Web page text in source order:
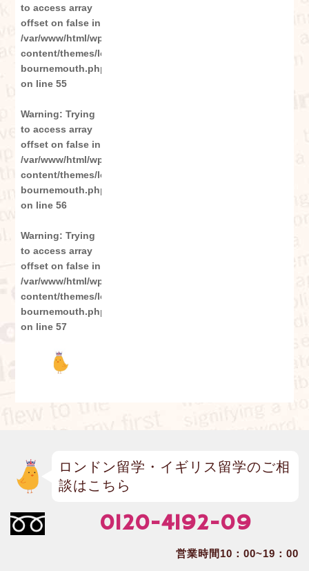
to access array
offset on false in
/var/www/html/wp-
content/themes/london_sp/category-
bournemouth.php
on line55
Warning: Trying
to access array
offset on false in
/var/www/html/wp-
content/themes/london_sp/category-
bournemouth.php
on line56
Warning: Trying
to access array
offset on false in
/var/www/html/wp-
content/themes/london_sp/category-
bournemouth.php
on line57
ロンドン留学・イギリス留学のご相
談はこちら
0120-4192-09
営業時間10：00~19：00